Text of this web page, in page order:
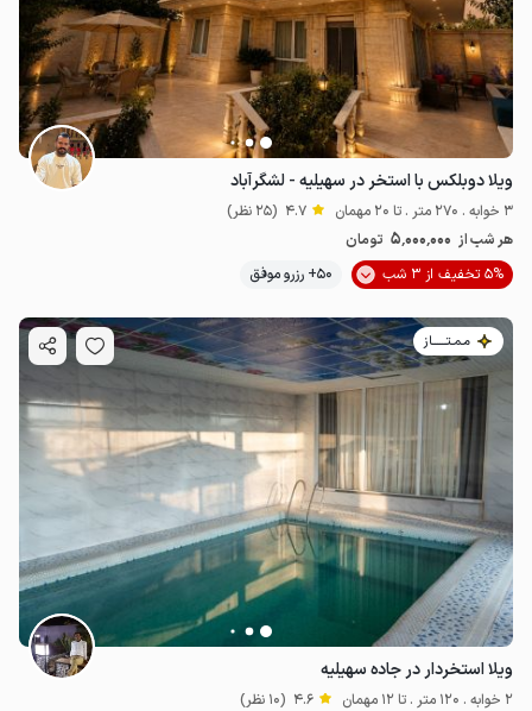
ویلا دوبلکس با استخر در سهیلیه - لشگرآباد
3 خوابه . 270 متر . تا 20 مهمان 4.7 (25 نظر)
هر شب از 5٬000٬000 تومان
5% تخفیف از 3 شب
50+ رزرو موفق
مـمـتــــــاز
ویلا استخردار در جاده سهیلیه
2 خوابه . 120 متر . تا 12 مهمان 4.6 (10 نظر)